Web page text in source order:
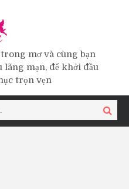
mơ và cùng bạn
mạn, để khởi đầu
trọn vẹn
Tìm
kiếm